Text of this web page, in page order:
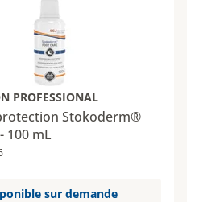
PROFESSIONAL
Stokoderm®
100 mL
sur demande